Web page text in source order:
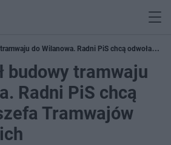
do Wilanowa. Radni PiS chcą odwołania
budowy tramwaju
Radni PiS chcą
Tramwajów